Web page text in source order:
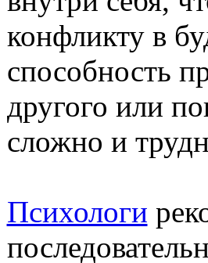
конфликту в
способность
другого или
сложно и
Психологи